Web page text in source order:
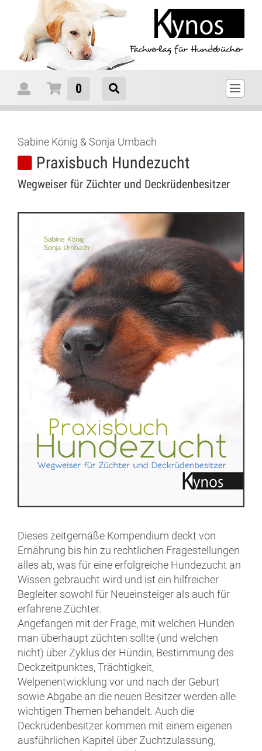
Sabine König & Sonja Umbach
Praxisbuch Hundezucht
Wegweiser für Züchter und Deckrüdenbesitzer
Dieses zeitgemäße Kompendium deckt von
Ernährung bis hin zu rechtlichen Fragestellungen
alles ab, was für eine erfolgreiche Hundezucht an
Wissen gebraucht wird und ist ein hilfreicher
Begleiter sowohl für Neueinsteiger als auch für
erfahrene Züchter.
Angefangen mit der Frage, mit welchen Hunden
man überhaupt züchten sollte (und welchen
nicht) über Zyklus der Hündin, Bestimmung des
Deckzeitpunktes, Trächtigkeit,
Welpenentwicklung vor und nach der Geburt
sowie Abgabe an die neuen Besitzer werden alle
wichtigen Themen behandelt. Auch die
Deckrüdenbesitzer kommen mit einem eigenen
ausführlichen Kapitel über Zuchtzulassung,
0